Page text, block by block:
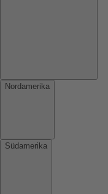
Nordamerika
Südamerika